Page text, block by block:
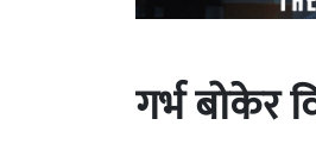
गर्भ बोकेर